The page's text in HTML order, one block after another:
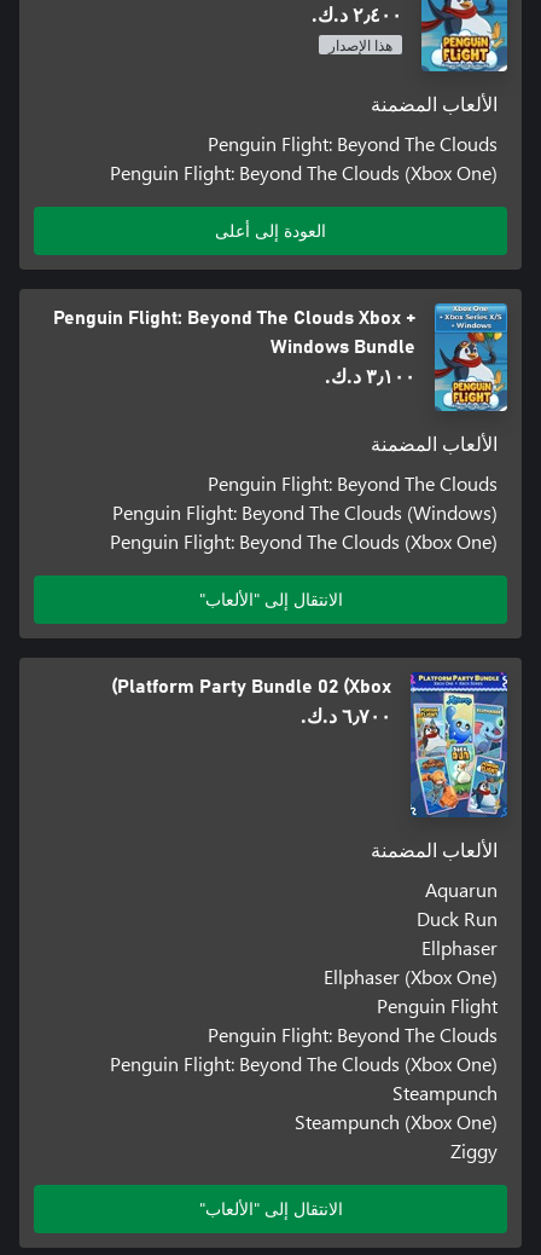
٢٫٤٠٠ د.ك.‏
هذا الإصدار
الألعاب المضمنة
Penguin Flight: Beyond The Clouds
Penguin Flight: Beyond The Clouds (Xbox One)
العودة إلى أعلى
Penguin Flight: Beyond The Clouds Xbox +
Windows Bundle
٣٫١٠٠ د.ك.‏
الألعاب المضمنة
Penguin Flight: Beyond The Clouds
Penguin Flight: Beyond The Clouds (Windows)
Penguin Flight: Beyond The Clouds (Xbox One)
الانتقال إلى "الألعاب"
Platform Party Bundle 02 (Xbox)
٦٫٧٠٠ د.ك.‏
الألعاب المضمنة
Aquarun
Duck Run
Ellphaser
Ellphaser (Xbox One)
Penguin Flight
Penguin Flight: Beyond The Clouds
Penguin Flight: Beyond The Clouds (Xbox One)
Steampunch
Steampunch (Xbox One)
Ziggy
الانتقال إلى "الألعاب"